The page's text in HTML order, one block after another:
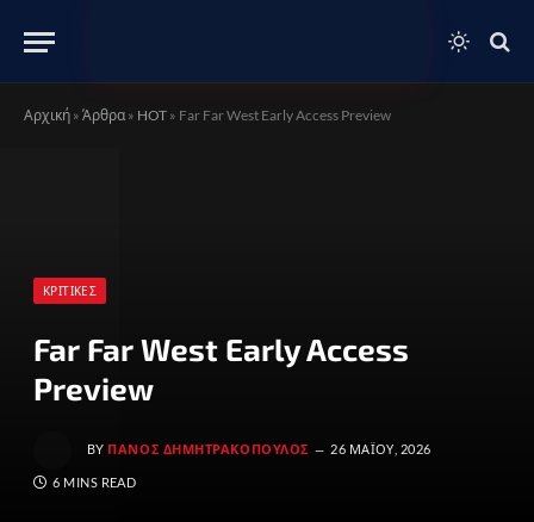
Αρχική » Άρθρα » HOT » Far Far West Early Access Preview
ΚΡΙΤΙΚΈΣ
Far Far West Early Access
Preview
BY ΠΆΝΟΣ ΔΗΜΗΤΡΑΚΌΠΟΥΛΟΣ 26 ΜΑΪ́ΟΥ, 2026
6 MINS READ